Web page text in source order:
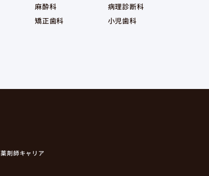
麻酔科
病理診断科
矯正歯科
小児歯科
薬剤師キャリア